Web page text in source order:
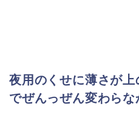
夜用のくせに薄さが
でぜんっぜん変わらな